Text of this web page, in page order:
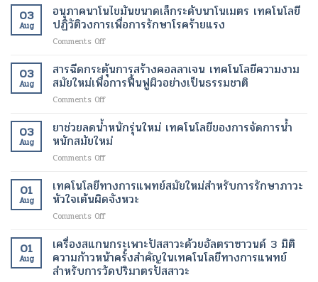
ของ
ผู้
ป่วย
ที่
กระจ่าง
ดี
ขึ้น
ใหม่
เพื่อ
การ
ปรับ
ร่าง
และ
โดย
ไม่
ต้อง
บำบัด
ด้วย
เซลล์
ต้น
ฟื้นฟู
เนื้อเยื่อ
ให้
กลับ
ตาม
ปกติ
อีก
เทคโนโลยี
ทางการ
แพทย์
03
Aug
อนุภาคนาโนไขมันขนาดเล็กระดับนาโนเมตร เทคโนโลยี
ปฏิวัติวงการเพื่อการรักษาโรคร้ายแรง
Comments Offon
นาโน
ไข
มัน
ขนาด
ระดับ
นาโน
วงการ
เพื่อ
ร้าย
แรง
03
Aug
สารฉีดกระตุ้นการสร้างคอลลาเจน เทคโนโลยีความงาม
สมัยใหม่เพื่อการฟื้นฟูผิวอย่างเป็นธรรมชาติ
Comments Offon
ฉีด
กระตุ้น
การ
สร้าง
ล
ลา
งาม
สมัย
ใหม่
03
Aug
ยาช่วยลดน้ำหนักรุ่นใหม่ เทคโนโลยีของการจัดการน้ำ
หนักสมัยใหม่
Comments Offon
ช่วย
ลด
น้ำ
หนัก
ใหม่
เทคโนโลยี
ของ
การ
01
Aug
เทคโนโลยีทางการแพทย์สมัยใหม่สำหรับการรักษาภาวะ
หัวใจเต้นผิดจังหวะ
Comments Offon
ทางการ
แพทย์
สมัย
ใหม่
01
Aug
เครื่องสแกนกระเพาะปัสสาวะด้วยอัลตราซาวนด์ 3 มิติ
ความก้าวหน้าครั้งสำคัญในเทคโนโลยีทางการแพทย์
สำหรับการวัดปริมาตรปัสสาวะ